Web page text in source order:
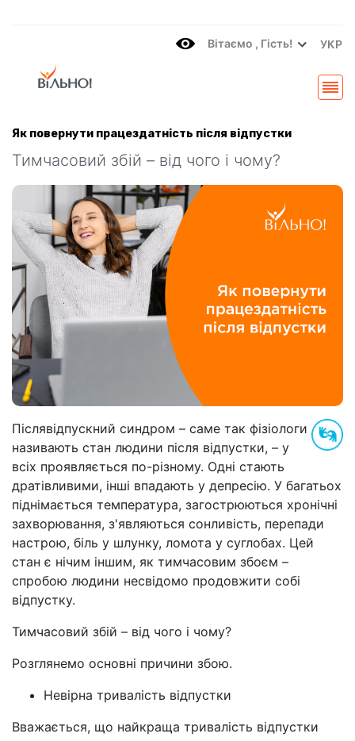
Вітаємo , Гість! УКР
Як повернути працездатність після відпустки
Тимчасовий збій – від чого і чому?
Післявідпускний синдром – саме так фізіологи
називають стан людини після відпустки, – у
всіх проявляється по-різному. Одні стають
дратівливими, інші впадають у депресію. У багатьох
піднімається температура, загострюються хронічні
захворювання, з'являються сонливість, перепади
настрою, біль у шлунку, ломота у суглобах. Цей
стан є нічим іншим, як тимчасовим збоєм –
спробою людини несвідомо продовжити собі
відпустку.
Тимчасовий збій – від чого і чому?
Розглянемо основні причини збою.
Невірна тривалість відпустки
Вважається, що найкраща тривалість відпустки